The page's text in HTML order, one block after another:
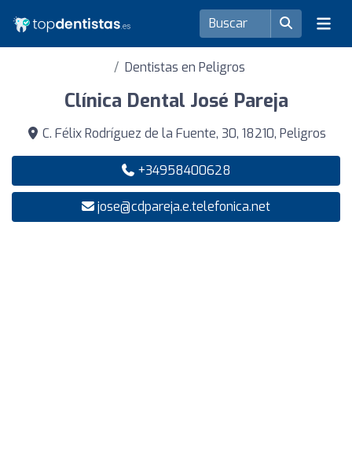
Dentistas en Peligros
Clínica Dental José Pareja
C. Félix Rodríguez de la Fuente, 30, 18210, Peligros
+34958400628
jose@cdpareja.e.telefonica.net